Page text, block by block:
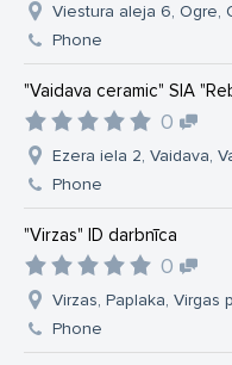
Viestura aleja 6, Ogre,
Phone
"Vaidava ceramic" SIA
0
Ezera iela 2, Vaidava,
Phone
"Virzas" ID darbnīca
0
Virzas, Paplaka, Virgas
Phone